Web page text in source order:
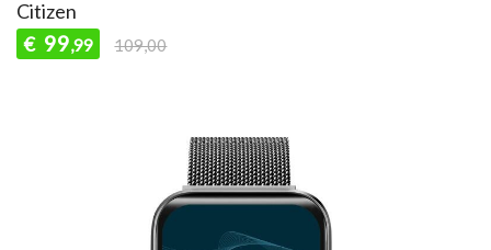
Citizen
€ 99,99 109,00